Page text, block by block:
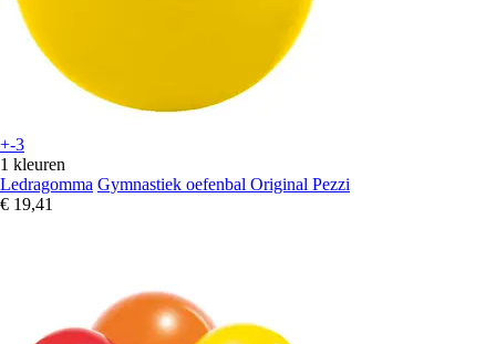
+-3
1 kleuren
Ledragomma Gymnastiek oefenbal Original Pezzi
€ 19,41